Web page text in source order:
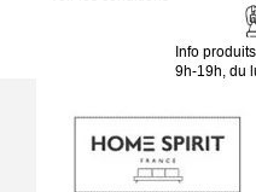
Info
9h-19h, du